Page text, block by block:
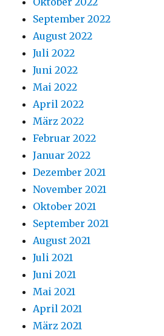
September 2022
August 2022
Juli 2022
Juni 2022
Mai 2022
April 2022
März 2022
Februar 2022
Januar 2022
Dezember 2021
November 2021
Oktober 2021
September 2021
August 2021
Juli 2021
Juni 2021
Mai 2021
April 2021
März 2021